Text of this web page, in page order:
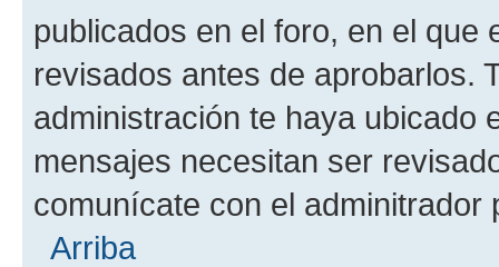
publicados en el foro, en el
revisados antes de aprobarlos.
administración te haya ubicado
mensajes necesitan ser
comunícate con el
Arriba